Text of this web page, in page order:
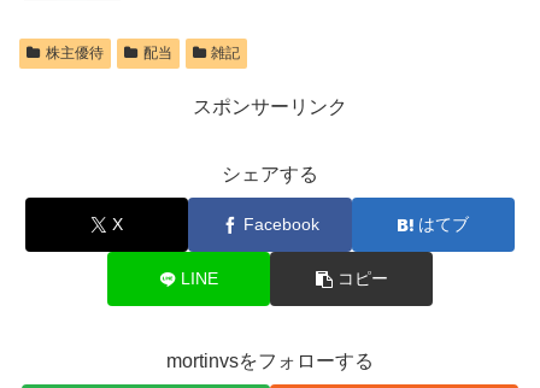
株主優待 配当 雑記
スポンサーリンク
シェアする
X Facebook はてブ
LINE コピー
mortinvsをフォローする